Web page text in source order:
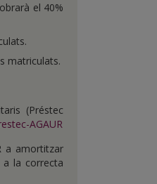
el 40%
matriculats.
(Préstec
AGAUR
a amortitzar
la correcta